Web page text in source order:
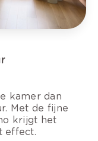
kamer dan
Met de fijne
krijgt het
effect.